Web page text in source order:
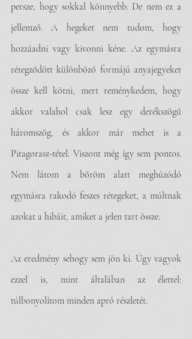
persze, hogy sokkal könnyebb. De nem ez a
jellemző. A hegeket nem tudom, hogy
hozzáadni vagy kivonni kéne. Az egymásra
rétegződött különböző formájú anyajegyeket
össze kell kötni, mert reménykedem, hogy
akkor valahol csak lesz egy derékszögű
háromszög, és akkor már mehet is a
Pitagorasz-tétel. Viszont még így sem pontos.
Nem látom a bőröm alatt meghúzódó
egymásra rakodó feszes rétegeket, a múltnak
azokat a hibáit, amiket a jelen tart össze.
Az eredmény sehogy sem jön ki. Úgy vagyok
ezzel is, mint általában az élettel:
túlbonyolítom minden apró részletét.